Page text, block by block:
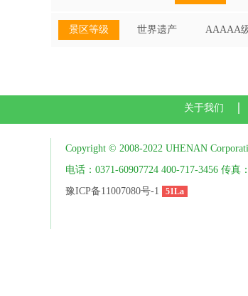
景区等级 世界遗产 AAAAA
关于我们
Copyright © 2008-2022 UHENAN
电话：0371-60907724 400-717-3456 传真
豫ICP备11007080号-1
51La